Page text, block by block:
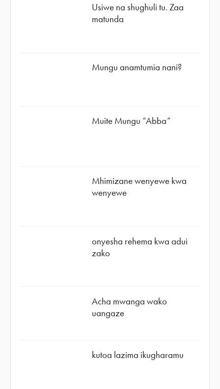
Usiwe na shughuli tu. Zaa
matunda
Mungu anamtumia nani?
Muite Mungu “Abba”
Mhimizane wenyewe kwa
wenyewe
onyesha rehema kwa adui
zako
Acha mwanga wako
uangaze
kutoa lazima ikugharamu